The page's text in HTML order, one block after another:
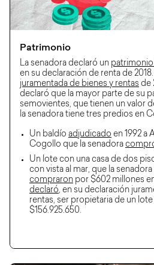
Patrimonio
La senadora declaró un
juramentada de bienes y rentas de
declaró que la mayor parte de su
semovientes, que tienen un valor
la senadora tiene tres predios en
Un baldío adjudicado en 1992 a
Cogollo que la senadora
Un lote con una casa de dos
con vista al mar, que la
compraron por $602 millones
declaró, en su declaración
rentas, ser propietaria de un
$156.925.650.